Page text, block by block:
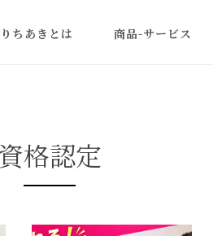
ちあきとは 商品-サービス
格認定